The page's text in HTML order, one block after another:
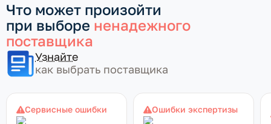
Что может произойти
при выборе ненадежного
поставщика
Узнайте
как выбрать поставщика
Сервисные ошибки Ошибки экспертизы